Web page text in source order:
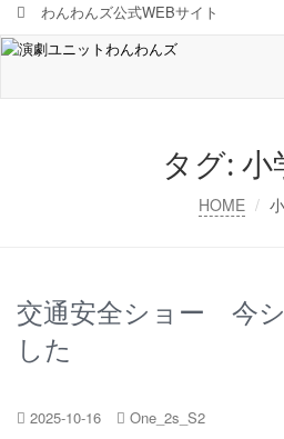
わんわんズ公式WEBサイト
タグ: 小
HOME
交通安全ショー 今
した
2025-10-16
One_2s_S2